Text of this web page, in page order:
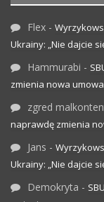
Flex -
Ukrainy: „Nie dajcie
Hammurabi -
zmienia nowa
zgred
naprawdę zmienia
Jans -
Ukrainy: „Nie dajcie
Demokryta -